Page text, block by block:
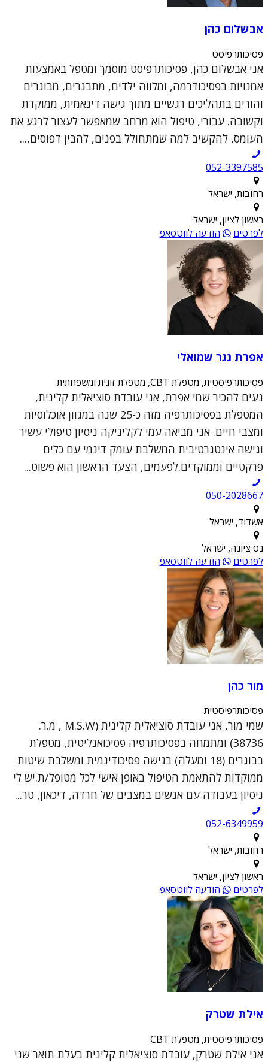
אבשלום כהן
פסיכותרפיסט
אני אבשלום כהן, פסיכותרפיסט מוסמך ומטפל באמצעות
אמנויות בפסיכודרמה, ומלווה ילדים, מתבגרים, מבוגרים
והורים בתהליכים רגשיים מתוך גישה דינאמית, ממוקדת
וקשובה. עבורי, טיפול הוא מרחב שמאפשר לעצור לרגע את
העומס, להקשיב למה שמתחולל בפנים, להבין דפוסים,...
052-3397585
רחובות, ישראל
ראשון לציון, ישראל
לפרטים
הודעה לווטסאפ
אפרת נגר שמואלי
פסיכותרפיסטית, מטפלת CBT, מטפלת זוגית ומשפחתית
נעים להכיר שמי אפרת, אני עובדת סוציאלית קלינית,
המטפלת בפסיכותרפיה מזה כ-25 שנה במגוון אוכלוסיות
ומצבי חיים. אני מביאה עמי לקליניקה ניסיון טיפולי עשיר
וגישה אינטגרטיבית המשלבת עומק דינמי עם כלים
פרקטיים וממוקדים.לפעמים, הצעד הראשון הוא פשוט...
050-2028667
אשדוד, ישראל
נס ציונה, ישראל
לפרטים
הודעה לווטסאפ
מור כהן
פסיכותרפיסטית
שמי מור, אני עובדת סוציאלית קלינית (M.S.W , מ.ר.
38736) ומתמחה בפסיכותרפיה פסיכואנליטית, מטפלת
בבוגרים (18 ומעלה) בגישה פסיכודינמית ומשלבת שיטות
ממוקדות להתאמת הטיפול באופן אישי לכל מטופל/ת.יש לי
ניסיון בעבודה עם אנשים במצבים של חרדה, דיכאון, טר...
052-6349959
רחובות, ישראל
ראשון לציון, ישראל
לפרטים
הודעה לווטסאפ
אילת שטרק
פסיכותרפיסטית, מטפלת CBT
אני אילת שטרק, עובדת סוציאלית קלינית בעלת תואר שני